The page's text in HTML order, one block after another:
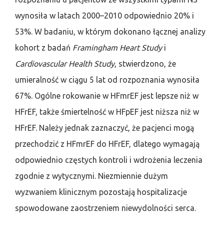
wynosiła w latach 2000–2010 odpowiednio 20% i
53%. W badaniu, w którym dokonano łącznej analizy
kohort z badań Framingham Heart Studyi
Cardiovascular Health Study, stwierdzono, że
umieralność w ciągu 5 lat od rozpoznania wynosiła
67%. Ogólne rokowanie w HFmrEF jest lepsze niż w
HFrEF, także śmiertelność w HFpEF jest niższa niż w
HFrEF. Należy jednak zaznaczyć, że pacjenci mogą
przechodzić z HFmrEF do HFrEF, dlatego wymagają
odpowiednio częstych kontroli i wdrożenia leczenia
zgodnie z wytycznymi. Niezmiennie dużym
wyzwaniem klinicznym pozostają hospitalizacje
spowodowane zaostrzeniem niewydolności serca.